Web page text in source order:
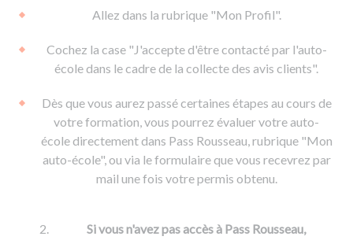
Permis remorque
Permis & handicap
d'apprentissage
De la conduite en voiture
De la conduite à moto
Voir tous les supports
Formations pro.
Permis poids lourd
Formation FCO
Formation CACES
Devenir enseignant de la conduite
Ressources
Allez dans la rubrique "Mon Profil".
Cochez la case "J'accepte d'être contacté par l'auto-
école dans le cadre de la collecte des avis clients".
Dès que vous aurez passé certaines étapes au cours de
votre formation, vous pourrez évaluer votre auto-
école directement dans Pass Rousseau, rubrique "Mon
auto-école", ou via le formulaire que vous recevrez par
mail une fois votre permis obtenu.
Si vous n'avez pas accès à Pass Rousseau,